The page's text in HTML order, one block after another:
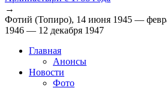
→
Фотий (Топиро), 14 июня 1945 —
1946 — 12 декабря 1947
Главная
Анонсы
Новости
Фото